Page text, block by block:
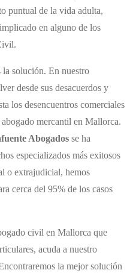
puntual de la vida adulta,
en alguno de los
la solución. En nuestro
desde sus desacuerdos y
los desencuentros comerciales
mercantil en Mallorca​.
Abogados se ha
especializados más exitosos
o extrajudicial, hemos
cerca del 95% de los casos
civil en Mallorca que
acuda a nuestro
la mejor solución